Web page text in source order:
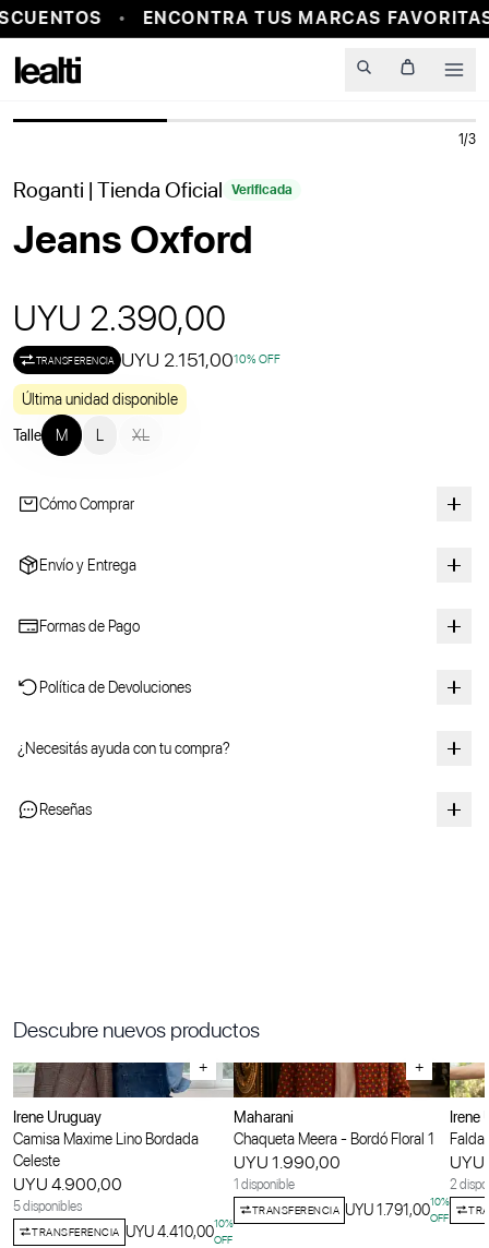
ENCONTRA TUS MARCAS
PROBADOR VIRTUAL
1/3
Roganti | Tienda Oficial Verificada
Jeans Oxford
UYU 2.390,00
TRANSFERENCIA UYU 2.151,0010% OFF
Última unidad disponible
Talle M L XL
Cómo Comprar
Envío y Entrega
Formas de Pago
Política de Devoluciones
¿Necesitás ayuda con tu compra?
Reseñas
Descubre nuevos productos
+
Irene Uruguay
Camisa Maxime Lino Bordada
Celeste
UYU 4.900,00
5 disponibles
TRANSFERENCIA UYU 4.410,0010%
OFF
+
Maharani
Chaqueta Meera - Bordó Floral 1
UYU 1.990,00
1 disponible
TRANSFERENCIA UYU 1.791,0010%
OFF
Irene
Falda
2